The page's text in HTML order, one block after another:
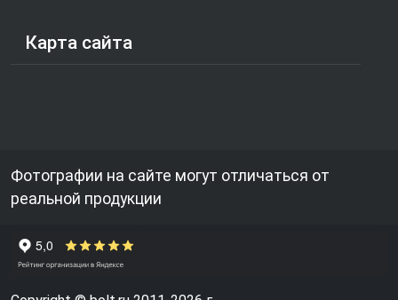
Карта сайта
Фотографии на сайте могут отличаться от
реальной продукции